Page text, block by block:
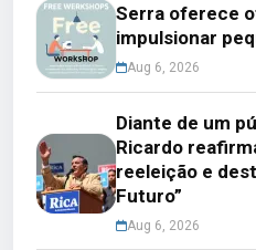
Serra oferece
impulsionar
Aug 6, 2026
Diante de um
Ricardo
reeleição e
Futuro”
Aug 6, 2026